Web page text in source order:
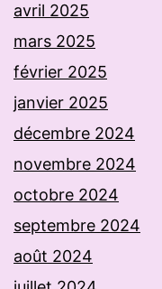
avril 2025
mars 2025
février 2025
janvier 2025
décembre 2024
novembre 2024
octobre 2024
septembre 2024
août 2024